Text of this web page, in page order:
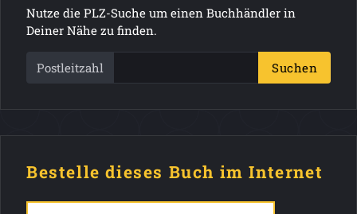
Nutze die PLZ-Suche um einen Buchhändler in
Deiner Nähe zu finden.
Postleitzahl Suchen
Bestelle dieses Buch im Internet